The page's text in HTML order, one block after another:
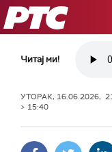
РТС
Читај ми!
УТОРАК, 16.06.2026,
> 15:40